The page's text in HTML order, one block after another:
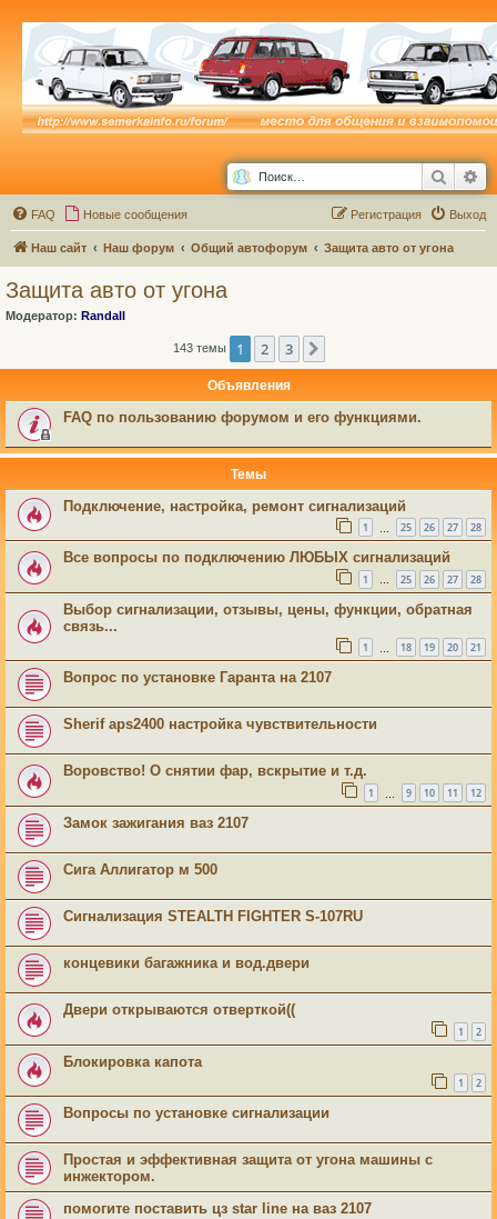
Поиск
FAQ Новые сообщения Выход
Регистрация
Наш сайт Наш форум Общий автофорум Защита авто от угона
Защита авто от угона
Модератор: Randall
143 темы 1 2 3
Объявления
FAQ по пользованию форумом и его функциями.
Темы
Подключение, настройка, ремонт сигнализаций
1 25 26 27 28
Все вопросы по подключению ЛЮБЫХ сигнализаций
1 … 25 26 27 28
Выбор сигнализации, отзывы, цены, функции, обратная
связь...
1 18 19 20 21
Вопрос по установке Гаранта на 2107
Sherif aps2400 настройка чувствительности
Воровство! О снятии фар, вскрытие и т.д.
1 9 10 11 12
Замок зажигания ваз 2107
Сига Аллигатор м 500
Сигнализация STEALTH FIGHTER S-107RU
концевики багажника и вод.двери
Двери открываются отверткой((
1 2
Блокировка капота
1 2
Вопросы по установке сигнализации
Простая и эффективная защита от угона машины с
инжектором.
помогите поставить цз star line на ваз 2107